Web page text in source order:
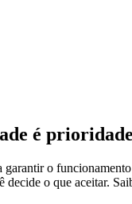
é
garantir o
decide o que aceitar.